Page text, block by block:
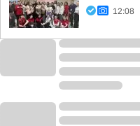
12:08